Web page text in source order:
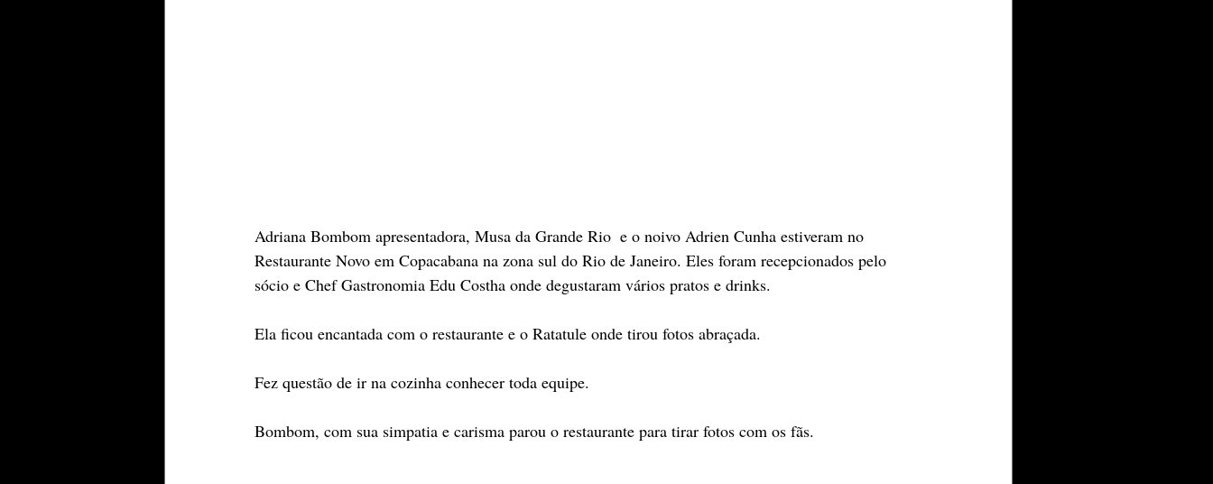
Adriana Bombom apresentadora, Musa da Grande Rio  e o noivo Adrien Cunha estiveram no
Restaurante Novo em Copacabana na zona sul do Rio de Janeiro. Eles foram recepcionados pelo
sócio e Chef Gastronomia Edu Costha onde degustaram vários pratos e drinks.
Ela ficou encantada com o restaurante e o Ratatule onde tirou fotos abraçada.
Fez questão de ir na cozinha conhecer toda equipe.
Bombom, com sua simpatia e carisma parou o restaurante para tirar fotos com os fãs.